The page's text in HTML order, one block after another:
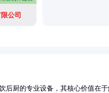
公司
后厨的专业设备，其核心价值在